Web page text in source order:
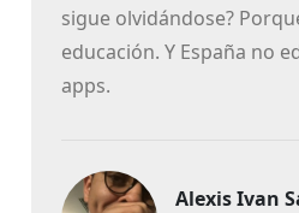
sigue olvidándose?
educación. Y España no
apps.
Alexis Ivan